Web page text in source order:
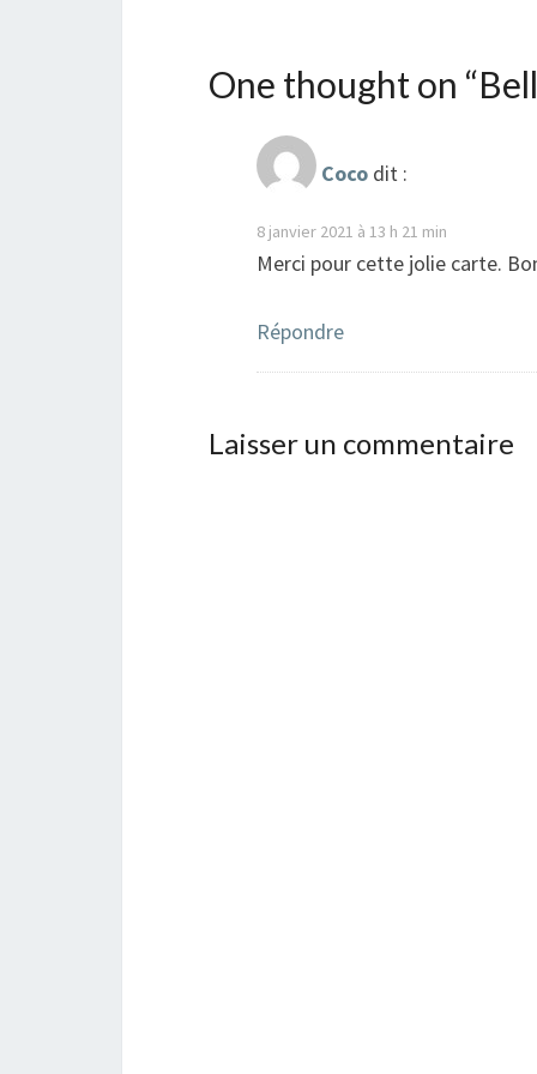
One thought on “
Coco dit :
8 janvier 2021 à 13 h 21 min
Merci pour cette jolie carte.
Répondre
Laisser un commentaire